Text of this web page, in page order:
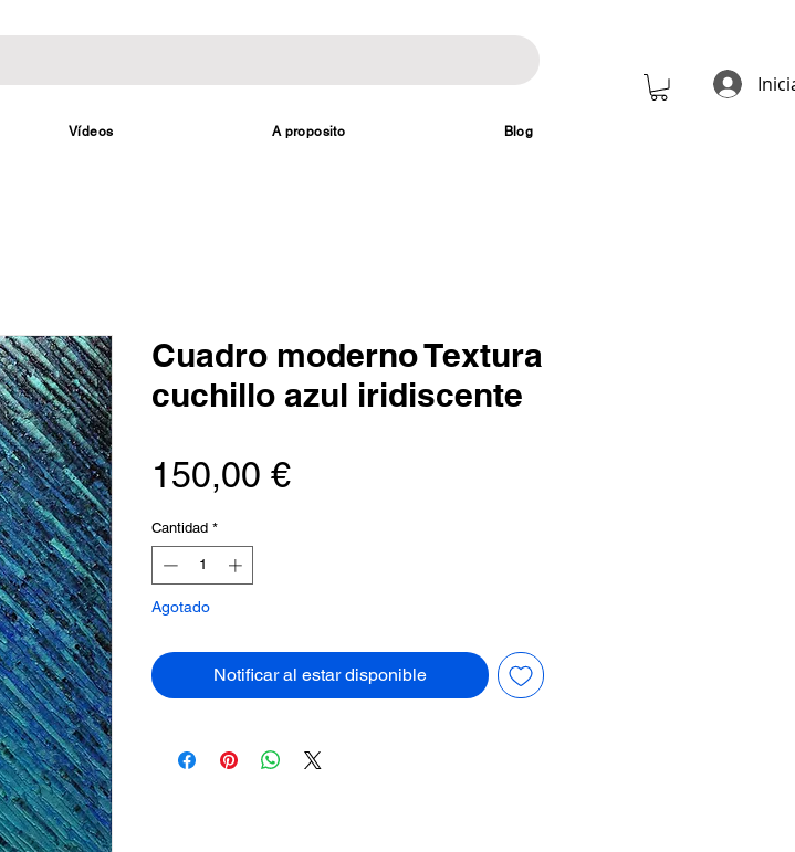
Vídeos A proposito Blog
Cuadro moderno Textura
cuchillo azul iridiscente
150,00 €Precio
Cantidad *
Agotado
Notificar al estar disponible